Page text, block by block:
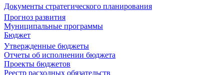
Документы стратегического планирования
Прогноз развития
Муниципальные программы
Бюджет
Утвержденные бюджеты
Отчеты об исполнении бюджета
Проекты бюджетов
Реестр расходных обязательств